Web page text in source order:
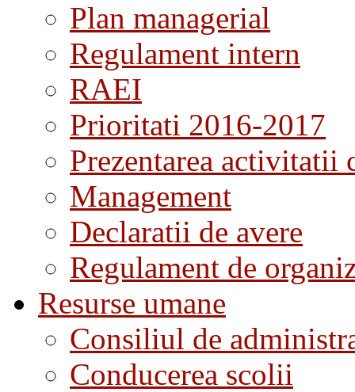
Plan managerial
Regulament intern
RAEI
Prioritati 2016-2017
Prezentarea activitatii
Management
Declaratii de avere
Regulament de
Resurse umane
Consiliul de
Conducerea scolii